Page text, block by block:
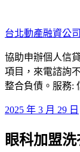
至
主
要
內
容
台北動產融資公
協助申辦個人信
項目，來電諮詢
整合負債。服務:
發
於
2025 年 3 月 29 日
眼科加盟